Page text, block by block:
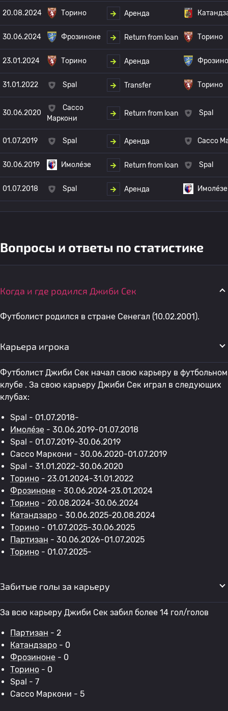
20.08.2024 Торино Аренда
30.06.2024 Фрозиноне Return from loan Торино
23.01.2024 Торино Аренда
31.01.2022 Spal Transfer Торино
30.06.2020
Сассо
Маркони
Return from loan Spal
01.07.2019 Spal Аренда Сассо
30.06.2019 Имоле́зе Return from loan Spal
01.07.2018 Spal Аренда Имоле́зе
Вопросы и ответы по статистике
Когда и где родился Джиби Сек
Футболист родился в стране Сенегал (10.02.2001).
Карьера игрока
Футболист Джиби Сек начал свою карьеру в футбольном
клубе . За свою карьеру Джиби Сек играл в следующих
клубах:
Spal - 01.07.2018-
Имоле́зе - 30.06.2019-01.07.2018
Spal - 01.07.2019-30.06.2019
Сассо Маркони - 30.06.2020-01.07.2019
Spal - 31.01.2022-30.06.2020
Торино - 23.01.2024-31.01.2022
Фрозиноне - 30.06.2024-23.01.2024
Торино - 20.08.2024-30.06.2024
Катандзаро - 30.06.2025-20.08.2024
Торино - 01.07.2025-30.06.2025
Партизан - 30.06.2026-01.07.2025
Торино - 01.07.2025-
Забитые голы за карьеру
За всю карьеру Джиби Сек забил более 14 гол/голов
Партизан - 2
Катандзаро - 0
Фрозиноне - 0
Торино - 0
Spal - 7
Сассо Маркони - 5